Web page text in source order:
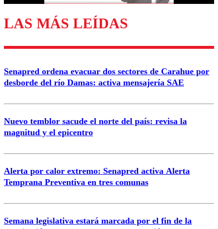
Enviar comentario
LAS MÁS LEÍDAS
Senapred ordena evacuar dos sectores de Carahue por
desborde del río Damas: activa mensajería SAE
Nuevo temblor sacude el norte del país: revisa la
magnitud y el epicentro
Alerta por calor extremo: Senapred activa Alerta
Temprana Preventiva en tres comunas
Semana legislativa estará marcada por el fin de la